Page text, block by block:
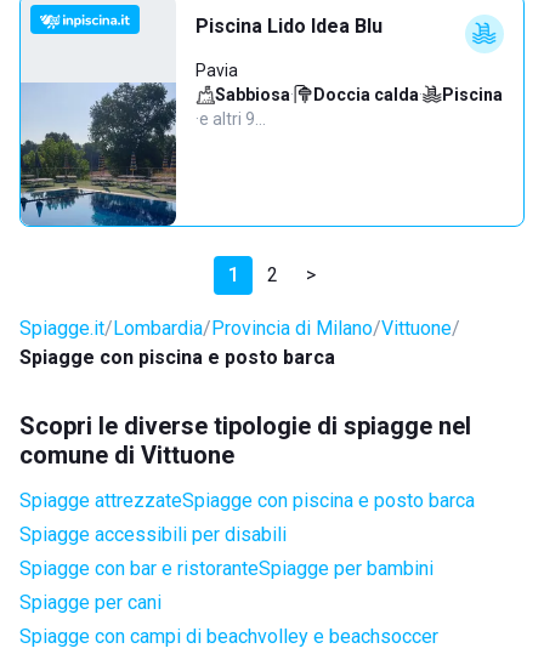
Piscina Lido Idea Blu
Pavia
Sabbiosa· Doccia calda·
Piscina
·e altri 9…
1 2 >
Spiagge.it Lombardia Provincia di Milano Vittuone
Spiagge con piscina e posto barca
Scopri le diverse tipologie di spiagge nel
comune di Vittuone
Spiagge attrezzateSpiagge con piscina e posto barca
Spiagge accessibili per disabili
Spiagge con bar e ristoranteSpiagge per bambini
Spiagge per cani
Spiagge con campi di beachvolley e beachsoccer